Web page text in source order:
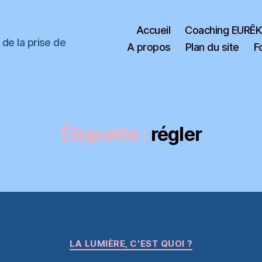
la prise de
Accueil
Coaching
A propos
Plan du site
Étiquette : régler
Catégories
LA LUMIÈRE, C'EST QUOI ?